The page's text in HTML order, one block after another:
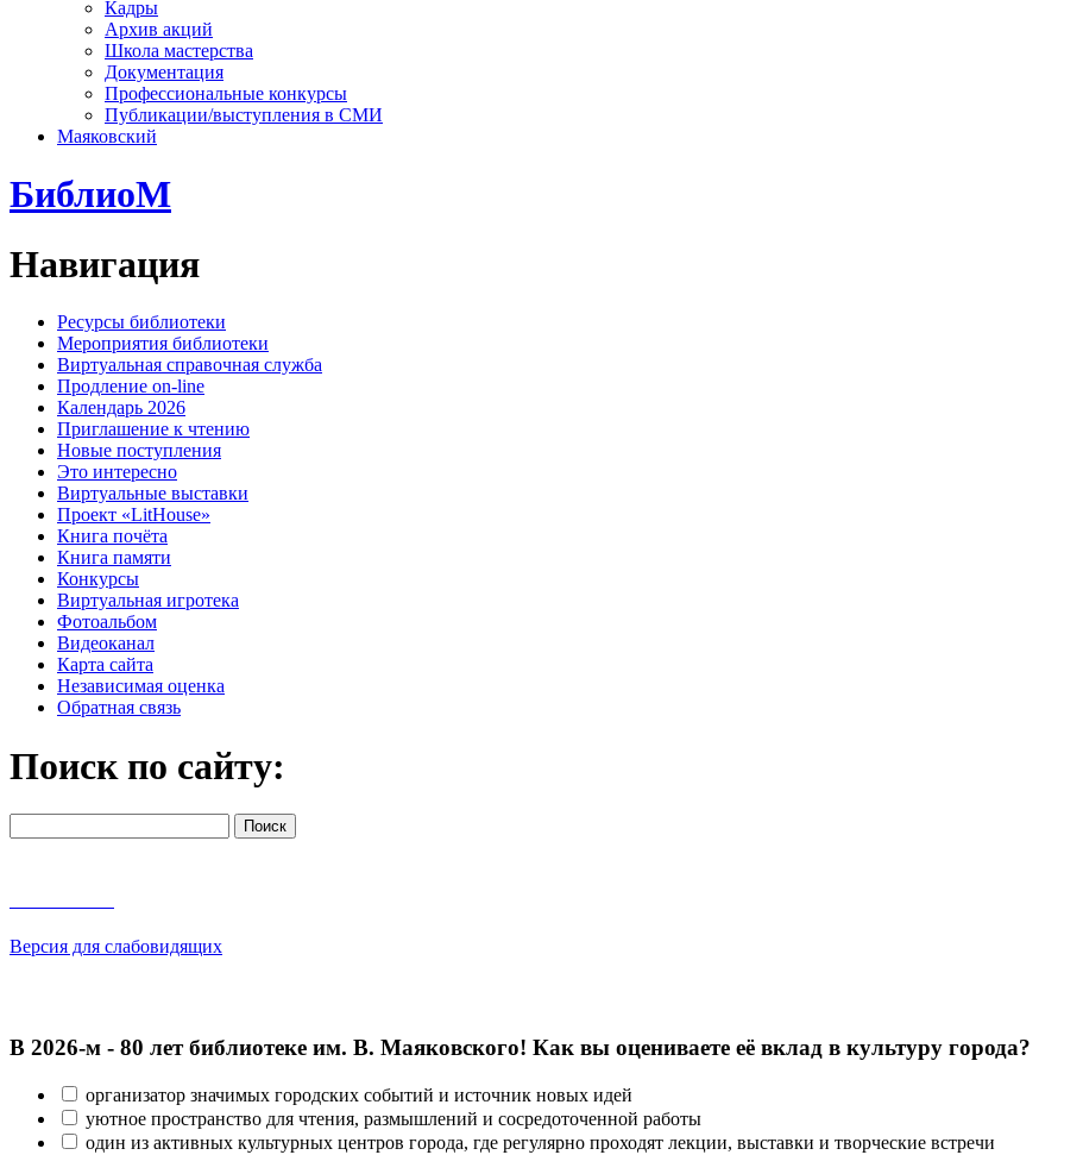
Кадры
Архив акций
Школа мастерства
Документация
Профессиональные конкурсы
Публикации/выступления в СМИ
Маяковский
БиблиоМ
Навигация
Ресурсы библиотеки
Мероприятия библиотеки
Виртуальная справочная служба
Продление on-line
Календарь 2026
Приглашение к чтению
Новые поступления
Это интересно
Виртуальные выставки
Проект «LitHouse»
Книга почёта
Книга памяти
Конкурсы
Виртуальная игротека
Фотоальбом
Видеоканал
Карта сайта
Независимая оценка
Обратная связь
Поиск по сайту:
Версия для слабовидящих
В 2026‑м - 80 лет библиотеке им. В. Маяковского! Как вы оцениваете её вклад в культуру города?
организатор значимых городских событий и источник новых идей
уютное пространство для чтения, размышлений и сосредоточенной работы
один из активных культурных центров города, где регулярно проходят лекции, выставки и творческие встречи